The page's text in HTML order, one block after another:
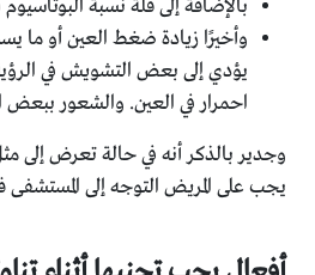
بالإضافة إلى قلة نسبة
وأخيرًا زيادة ضغط العين أو ما
يؤدي إلى بعض التشويش في
احمرار في العين. والشعور ببعض
وجدير بالذكر أنه في حالة تعرض إلى
يجب على المريض التوجه إلى المستشفى